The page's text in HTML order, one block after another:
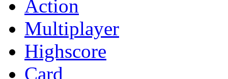
Action
Multiplayer
Highscore
Card